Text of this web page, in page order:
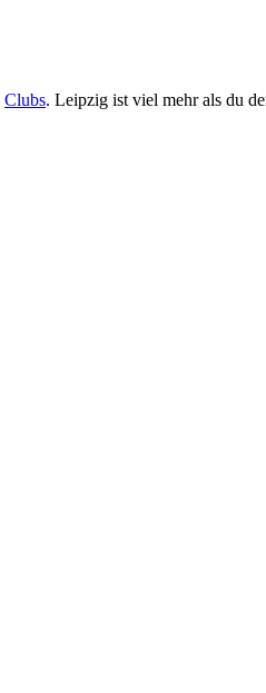
Clubs. Leipzig ist viel mehr als du